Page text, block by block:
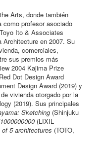
Arts, donde también
profesor asociado
Ito & Associates
en 2007. Su
comerciales,
sus premios más
2004 Kajima Prize
Dot Design Award
Design Award (2019) y
vivienda otorgado por la
(2019). Sus principales
Sketching (Shinjuku
(LIXIL
5 architectures (TOTO,